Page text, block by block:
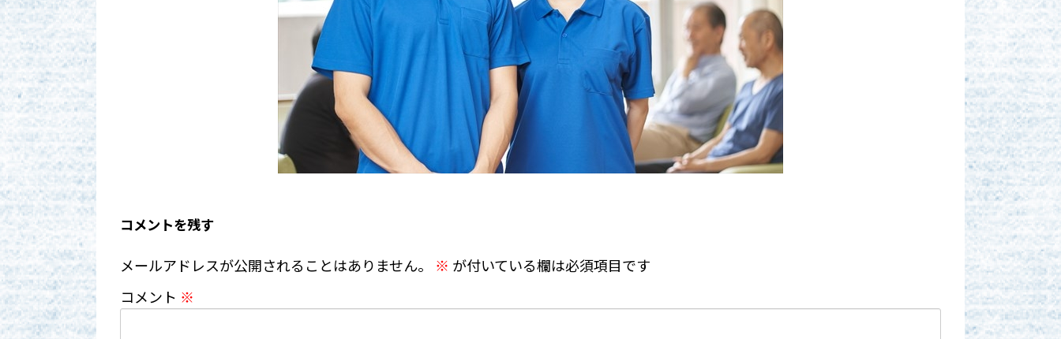
コメントを残す
メールアドレスが公開されることはありません。 ※ が付いている欄は必須項目です
コメント ※